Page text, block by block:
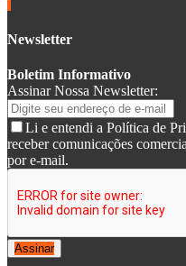
Newsletter
Boletim Informativo
Assinar Nossa Newsletter:
Li e entendi a Política de
receber comunicações
por e-mail.
Assinar